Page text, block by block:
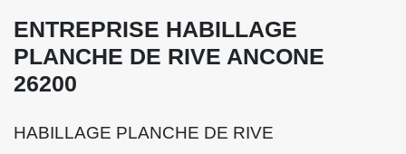
ENTREPRISE HABILLAGE
PLANCHE DE RIVE ANCONE
26200
HABILLAGE PLANCHE DE RIVE